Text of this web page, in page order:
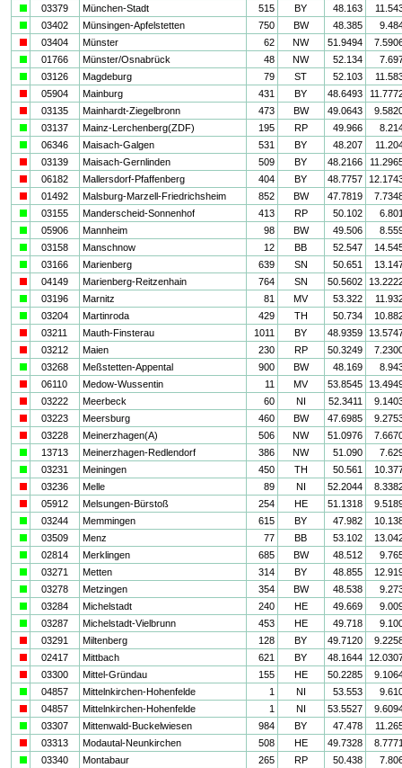
03379 München-Stadt 515 BY 48.163
03402 Münsingen-Apfelstetten 750 BW 48.385
03404 Münster 62 NW 51.9494
01766 Münster/Osnabrück 48 NW 52.134
03126 Magdeburg 79 ST 52.103
05904 Mainburg 431 BY 48.6493
03135 Mainhardt-Ziegelbronn 473 BW 49.0643
03137 Mainz-Lerchenberg(ZDF) 195 RP 49.966
06346 Maisach-Galgen 531 BY 48.207
03139 Maisach-Gernlinden 509 BY 48.2166
06182 Mallersdorf-Pfaffenberg 404 BY 48.7757
01492 Malsburg-Marzell-Friedrichsheim 852 BW 47.7819
03155 Manderscheid-Sonnenhof 413 RP 50.102
05906 Mannheim 98 BW 49.506
03158 Manschnow 12 BB 52.547
03166 Marienberg 639 SN 50.651
04149 Marienberg-Reitzenhain 764 SN 50.5602
03196 Marnitz 81 MV 53.322
03204 Martinroda 429 TH 50.734
03211 Mauth-Finsterau 1011 BY 48.9359
03212 Maien 230 RP 50.3249
03268 Meßstetten-Appental 900 BW 48.169
06110 Medow-Wussentin 11 MV 53.8545
03222 Meerbeck 60 NI 52.3411
03223 Meersburg 460 BW 47.6985
03228 Meinerzhagen(A) 506 NW 51.0976
13713 Meinerzhagen-Redlendorf 386 NW 51.090
03231 Meiningen 450 TH 50.561
03236 Melle 89 NI 52.2044
05912 Melsungen-Bürstoß 254 HE 51.1318
03244 Memmingen 615 BY 47.982
03509 Menz 77 BB 53.102
02814 Merklingen 685 BW 48.512
03271 Metten 314 BY 48.855
03278 Metzingen 354 BW 48.538
03284 Michelstadt 240 HE 49.669
03287 Michelstadt-Vielbrunn 453 HE 49.718
03291 Miltenberg 128 BY 49.7120
02417 Mittbach 621 BY 48.1644
03300 Mittel-Gründau 155 HE 50.2285
04857 Mittelnkirchen-Hohenfelde 1 NI 53.553
04857 Mittelnkirchen-Hohenfelde 1 NI 53.5527
03307 Mittenwald-Buckelwiesen 984 BY 47.478
03313 Modautal-Neunkirchen 508 HE 49.7328
03340 Montabaur 265 RP 50.438